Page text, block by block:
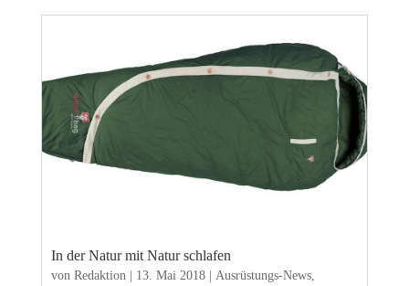
In der Natur mit Natur schlafen
von Redaktion| 13. Mai 2018| Ausrüstungs-News,